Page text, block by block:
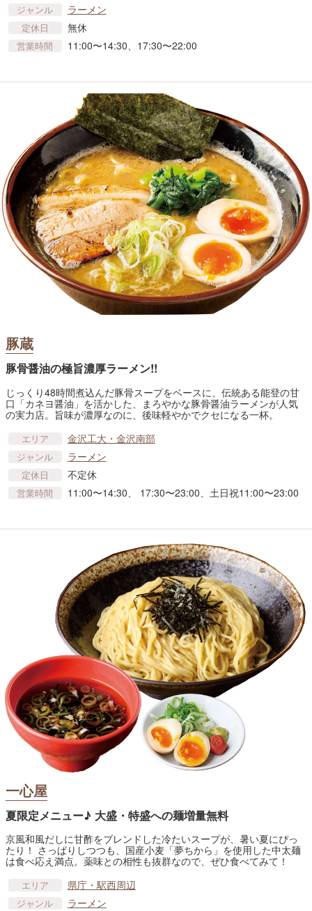
ジャンル ラーメン
定休日 無休
営業時間 11:00〜14:30、17:30〜22:00
豚蔵
豚骨醤油の極旨濃厚ラーメン!!
じっくり48時間煮込んだ豚骨スープをベースに、伝統ある能登の甘
口「カネヨ醤油」を活かした、まろやかな豚骨醤油ラーメンが人気
の実力店。旨味が濃厚なのに、後味軽やかでクセになる一杯。
エリア 金沢工大・金沢南部
ジャンル ラーメン
定休日 不定休
営業時間 11:00〜14:30、 17:30〜23:00、土日祝11:00〜23:00
一心屋
夏限定メニュー♪ 大盛・特盛への麺増量無料
京風和風だしに甘酢をブレンドした冷たいスープが、暑い夏にぴっ
たり！ さっぱりしつつも、国産小麦「夢ちから」を使用した中太麺
は食べ応え満点。薬味との相性も抜群なので、ぜひ食べてみて！
エリア 県庁・駅西周辺
ジャンル ラーメン